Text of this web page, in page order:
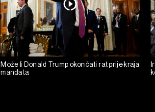
Može li Donald Trump okončati rat prije kraja
mandata